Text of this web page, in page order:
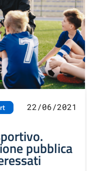
22/06/2021
pubblica